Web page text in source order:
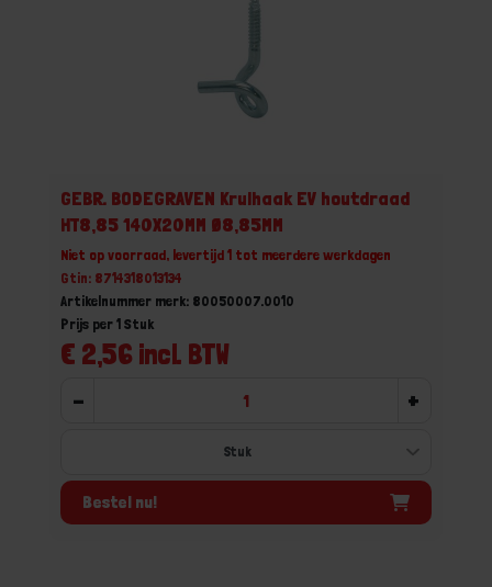
GEBR. BODEGRAVEN Krulhaak EV houtdraad
HT8,85 140X20MM Ø8,85MM
Niet op voorraad, levertijd 1 tot meerdere werkdagen
Gtin: 8714318013134
Artikelnummer merk: 80050007.0010
€ 2,56 incl. BTW
Prijs per 1 Stuk
- +
Bestel nu!